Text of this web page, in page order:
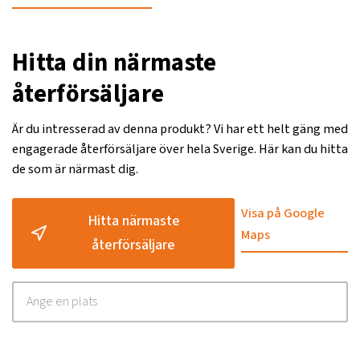
Hitta din närmaste
återförsäljare
Är du intresserad av denna produkt? Vi har ett helt gäng med
engagerade återförsäljare över hela Sverige. Här kan du hitta
de som är närmast dig.
Hitta närmaste
återförsäljare
Visa på Google
Maps